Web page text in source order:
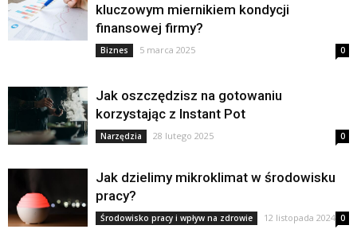
kluczowym miernikiem kondycji
finansowej firmy?
Biznes 5 marca 2025 0
Jak oszczędzisz na gotowaniu
korzystając z Instant Pot
Narzędzia 28 lutego 2025 0
Jak dzielimy mikroklimat w środowisku
pracy?
Środowisko pracy i wpływ na zdrowie 12 listopada 2024 0